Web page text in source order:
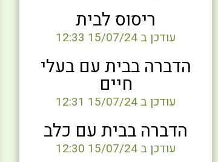
ריסוס לבית
עודכן ב 15/07/24 12:33
הדברה בבית עם בעלי
חיים
עודכן ב 15/07/24 12:31
הדברה בבית עם כלב
עודכן ב 15/07/24 12:30